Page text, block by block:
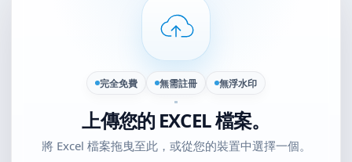
完全免費 無需註冊 無浮水印
上傳您的 EXCEL 檔案。
將 Excel 檔案拖曳至此，或從您的裝置中選擇一個。